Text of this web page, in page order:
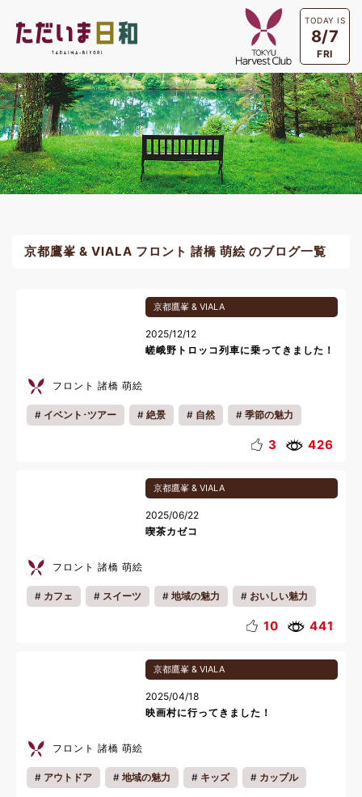
TODAY IS
8/7
FRI
京都鷹峯 & VIALA フロント 諸橋 萌絵 のブログ一覧
京都鷹峯 & VIALA
2025/12/12
嵯峨野トロッコ列車に乗ってきました！
フロント 諸橋 萌絵
イベント･ツアー 絶景 自然 季節の魅力
リフレッシュ
3 426
京都鷹峯 & VIALA
2025/06/22
喫茶カゼコ
フロント 諸橋 萌絵
カフェ スイーツ 地域の魅力 おいしい魅力
料理
10 441
京都鷹峯 & VIALA
2025/04/18
映画村に行ってきました！
フロント 諸橋 萌絵
アウトドア 地域の魅力 キッズ カップル